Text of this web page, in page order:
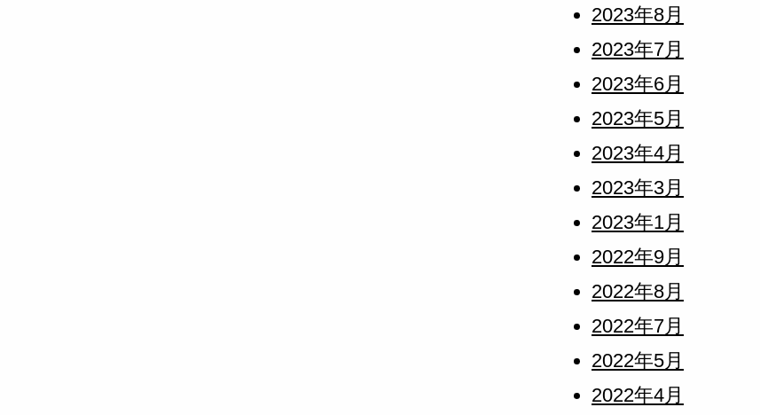
2023年8月
2023年7月
2023年6月
2023年5月
2023年4月
2023年3月
2023年1月
2022年9月
2022年8月
2022年7月
2022年5月
2022年4月